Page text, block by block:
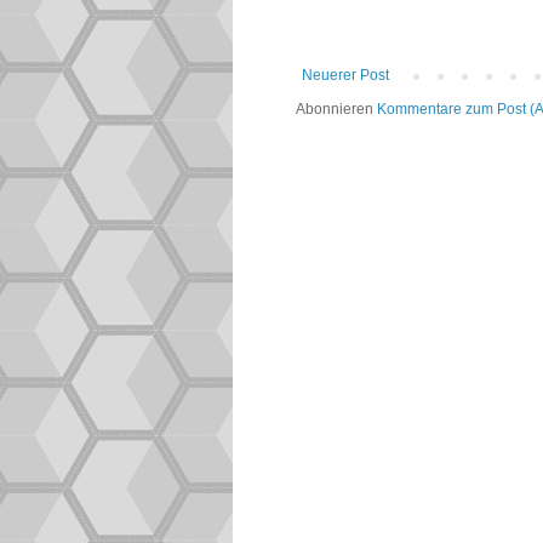
Neuerer Post
Abonnieren Kommentare zum Post